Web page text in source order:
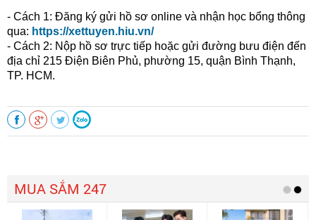
- Cách 1: Đăng ký gửi hồ sơ online và nhận học bổng thông
qua: https://xettuyen.hiu.vn/
- Cách 2: Nộp hồ sơ trực tiếp hoặc gửi đường bưu điện đến
địa chỉ 215 Điện Biên Phủ, phường 15, quận Bình Thạnh,
TP. HCM.